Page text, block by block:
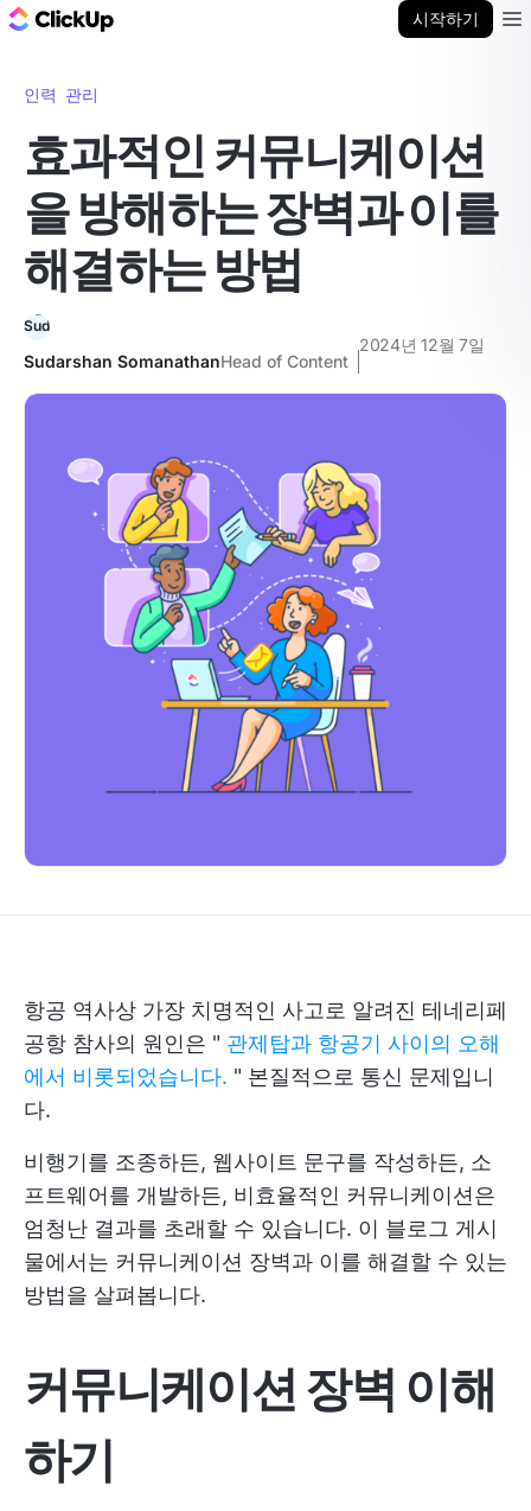
시작하기
인력 관리
효과적인 커뮤니케이션
을 방해하는 장벽과 이를
해결하는 방법
Sudarshan SomanathanHead of Content
2024년 12월 7일
항공 역사상 가장 치명적인 사고로 알려진 테네리페
공항 참사의 원인은 " 관제탑과 항공기 사이의 오해
에서 비롯되었습니다. " 본질적으로 통신 문제입니
다.
비행기를 조종하든, 웹사이트 문구를 작성하든, 소
프트웨어를 개발하든, 비효율적인 커뮤니케이션은
엄청난 결과를 초래할 수 있습니다. 이 블로그 게시
물에서는 커뮤니케이션 장벽과 이를 해결할 수 있는
방법을 살펴봅니다.
커뮤니케이션 장벽 이해
하기